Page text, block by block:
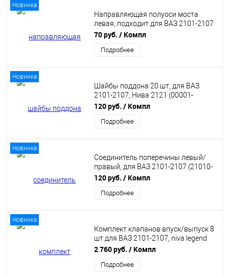
Новинка
Направляющая полуоси моста
левая, подходит для ВАЗ 2101-2107
(21010-2401025-00)
70 руб. / Компл
Подробнее
Новинка
Шайбы поддона 20 шт, для ВАЗ
2101-2107, Нива 2121 (00001-
0011974-73)
120 руб. / Компл
Подробнее
Новинка
Соединитель поперечины левый/
правый, для ВАЗ 2101-2107 (21010-
5101210/11)
120 руб. / Компл
Подробнее
Новинка
Комплект клапанов впуск/выпуск 8
шт для ВАЗ 2101-2107, niva legend
(21010-1007010-85)
2 760 руб. / Компл
Подробнее